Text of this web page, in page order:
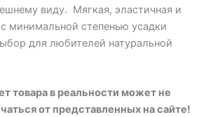
виду. Мягкая, эластичная и
минимальной степенью усадки
для любителей натуральной
товара в реальности может не
от представленных на сайте!